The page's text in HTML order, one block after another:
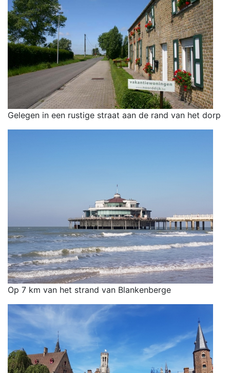
Gelegen in een rustige straat aan de rand van het dorp
Op 7 km van het strand van Blankenberge